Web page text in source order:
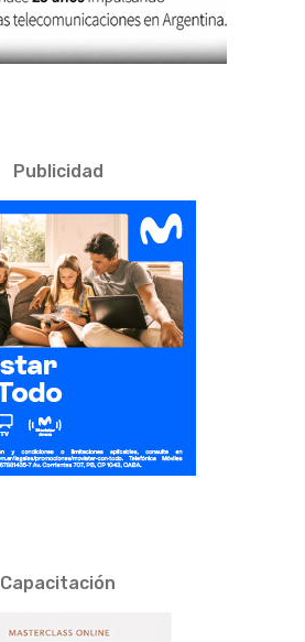
Publicidad
Capacitación